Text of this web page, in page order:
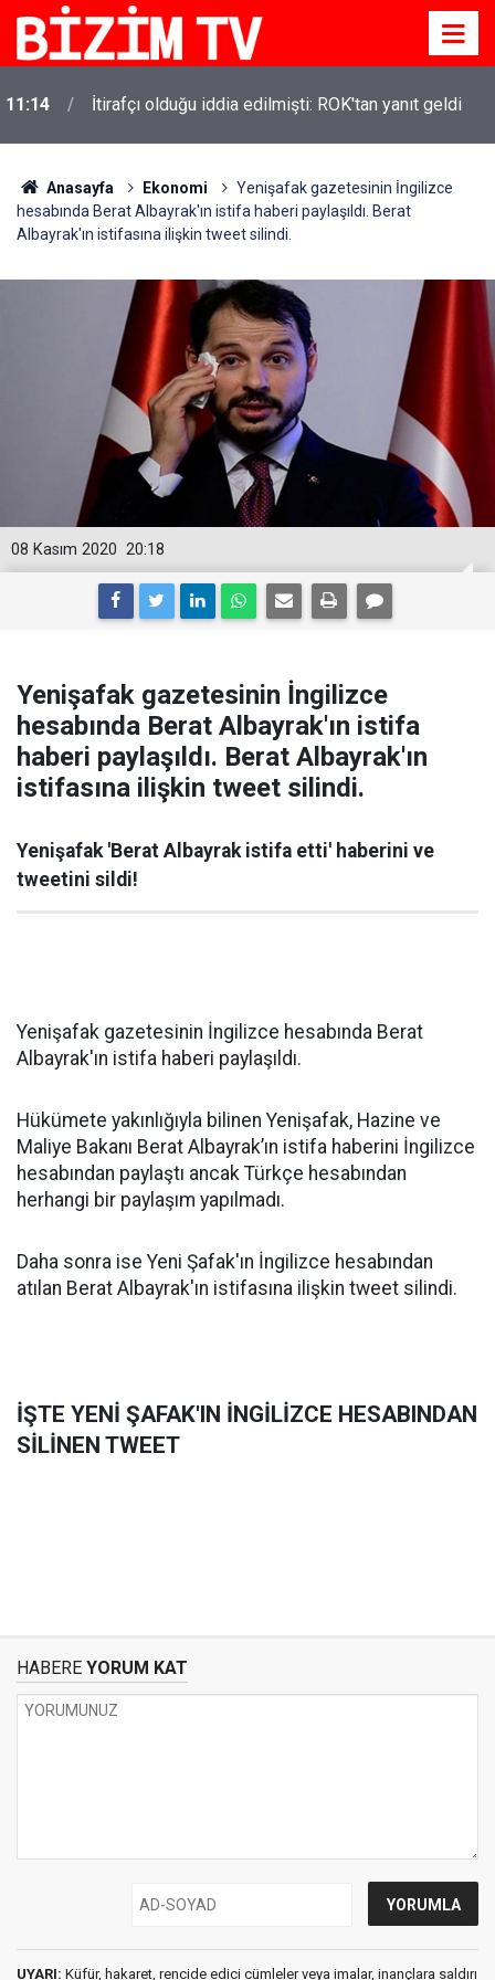
11:14 İtirafçı olduğu iddia edilmişti: ROK'tan yanıt geldi
Anasayfa Ekonomi
Yenişafak gazetesinin İngilizce
hesabında Berat Albayrak'ın istifa haberi paylaşıldı. Berat
Albayrak'ın istifasına ilişkin tweet silindi.
20:18
08 Kasım 2020
Yenişafak gazetesinin İngilizce
hesabında Berat Albayrak'ın istifa
haberi paylaşıldı. Berat Albayrak'ın
istifasına ilişkin tweet silindi.
Yenişafak 'Berat Albayrak istifa etti' haberini ve
tweetini sildi!
Yenişafak gazetesinin İngilizce hesabında Berat
Albayrak'ın istifa haberi paylaşıldı.
Hükümete yakınlığıyla bilinen Yenişafak, Hazine ve
Maliye Bakanı Berat Albayrak’ın istifa haberini İngilizce
hesabından paylaştı ancak Türkçe hesabından
herhangi bir paylaşım yapılmadı.
Daha sonra ise Yeni Şafak'ın İngilizce hesabından
atılan Berat Albayrak'ın istifasına ilişkin tweet silindi.
İŞTE YENİ ŞAFAK'IN İNGİLİZCE HESABINDAN
SİLİNEN TWEET
HABERE YORUM KAT
UYARI: Küfür, hakaret, rencide edici cümleler veya imalar, inançlara saldırı